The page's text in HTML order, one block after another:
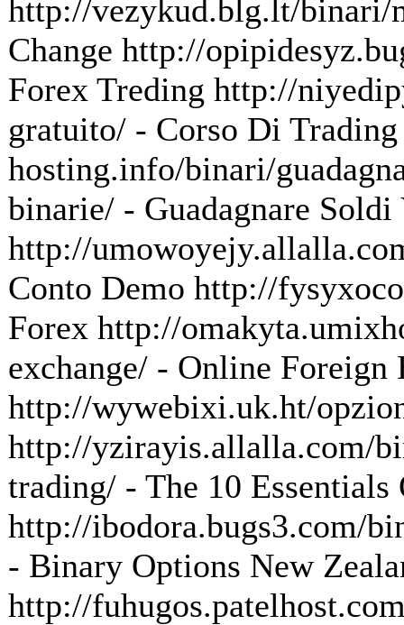
http://vezykud.blg.lt/binari/
Change http://
Forex Treding http://
gratuito/ - Corso Di
hosting.info/binari/
binarie/ - Guadagnare
http://
Conto Demo http://
Forex http://
exchange/ - Online Foreign
http://wywebixi.uk.ht/
http://yzirayis.allalla.com/
trading/ - The 10
http://ibodora.bugs3.com/
- Binary Options New
http://